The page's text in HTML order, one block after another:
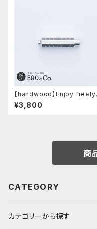
【handwood】Enjoy freely
前軸・八角形ストレート(ジュラ
ミン)
¥3,800
商
CATEGORY
カテゴリーから探す